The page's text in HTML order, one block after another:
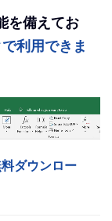
を備えてお
利用できま
ダウンロー